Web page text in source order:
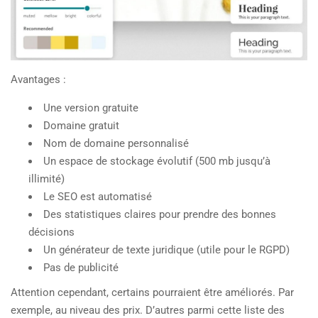
Avantages :
Une version gratuite
Domaine gratuit
Nom de domaine personnalisé
Un espace de stockage évolutif (500 mb jusqu’à
illimité)
Le SEO est automatisé
Des statistiques claires pour prendre des bonnes
décisions
Un générateur de texte juridique (utile pour le RGPD)
Pas de publicité
Attention cependant, certains pourraient être améliorés. Par
exemple, au niveau des prix. D’autres parmi cette liste des